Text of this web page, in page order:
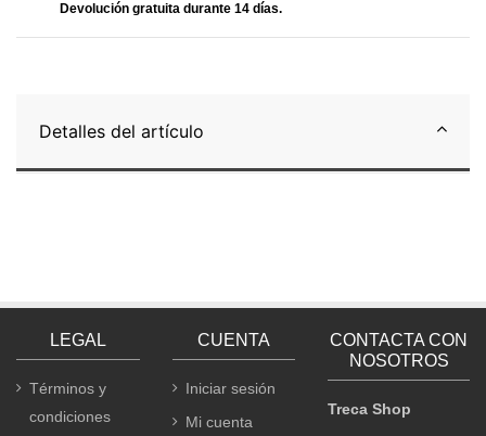
Devolución gratuita durante 14 días.
Detalles del artículo
LEGAL
Términos y
condiciones
CUENTA
Iniciar sesión
Mi cuenta
CONTACTA CON
NOSOTROS
Treca Shop